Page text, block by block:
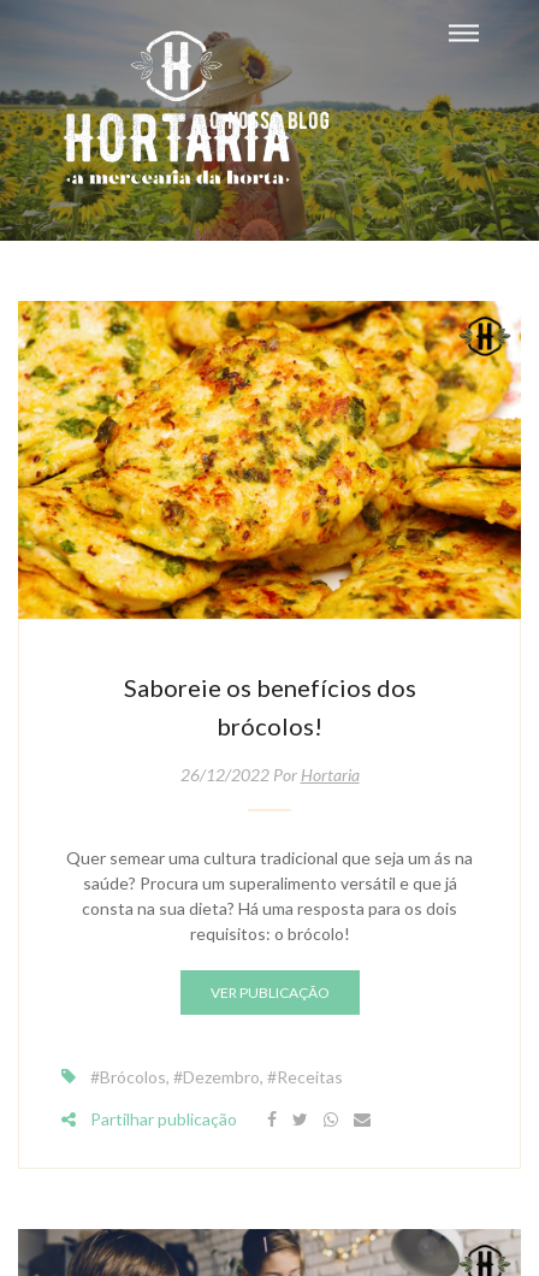
O nosso blog
Saboreie os benefícios dos
brócolos!
26/12/2022 Por Hortaria
Quer semear uma cultura tradicional que seja um ás na
saúde? Procura um superalimento versátil e que já
consta na sua dieta? Há uma resposta para os dois
requisitos: o brócolo!
VER PUBLICAÇÃO
#Brócolos, #Dezembro, #Receitas
Partilhar publicação